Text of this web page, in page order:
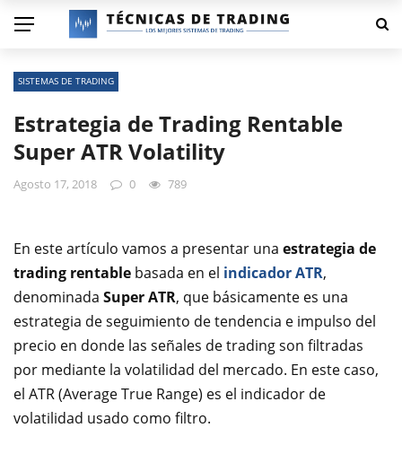
SISTEMAS DE TRADING
Estrategia de Trading Rentable
Super ATR Volatility
Agosto 17, 2018 0 789
En este artículo vamos a presentar una estrategia de
trading rentable basada en el indicador ATR,
denominada Super ATR, que básicamente es una
estrategia de seguimiento de tendencia e impulso del
precio en donde las señales de trading son filtradas
por mediante la volatilidad del mercado. En este caso,
el ATR (Average True Range) es el indicador de
volatilidad usado como filtro.